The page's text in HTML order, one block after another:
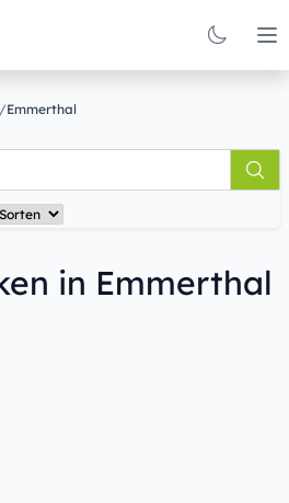
/Emmerthal
in Emmerthal